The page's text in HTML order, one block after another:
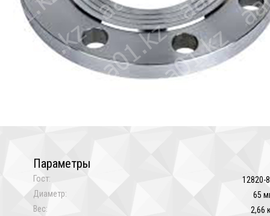
Параметры
Гост:
12820-
Диаметр:
65
Вес:
2,66